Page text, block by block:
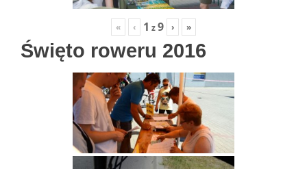
« ‹ 1 z9 › »
Święto roweru 2016